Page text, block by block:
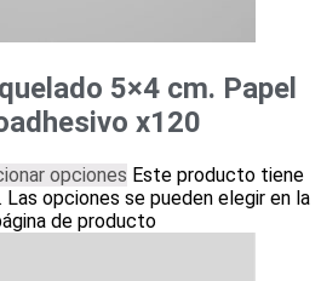
5×4 cm. Papel
x120
opciones Este producto tiene
opciones se pueden elegir en la
de producto